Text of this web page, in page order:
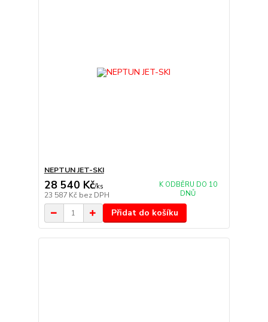
NEPTUN JET-SKI
28 540 Kč/ks
23 587 Kč bez DPH
K ODBĚRU DO 10
DNŮ
Přidat do košíku